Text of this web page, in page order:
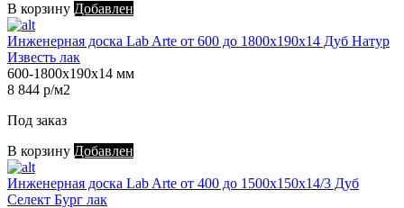
В корзину Добавлен
Инженерная доска Lab Arte от 600 до 1800х190х14 Дуб Натур
Известь лак
600-1800х190х14 мм
8 844 р/м2
Под заказ
В корзину Добавлен
Инженерная доска Lab Arte от 400 до 1500х150х14/3 Дуб
Селект Бург лак